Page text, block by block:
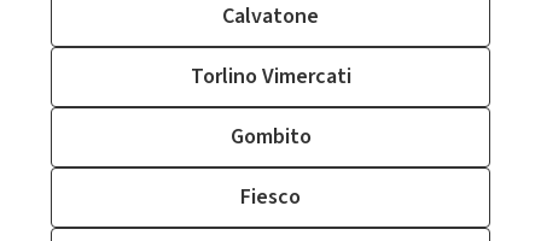
Calvatone
Torlino Vimercati
Gombito
Fiesco